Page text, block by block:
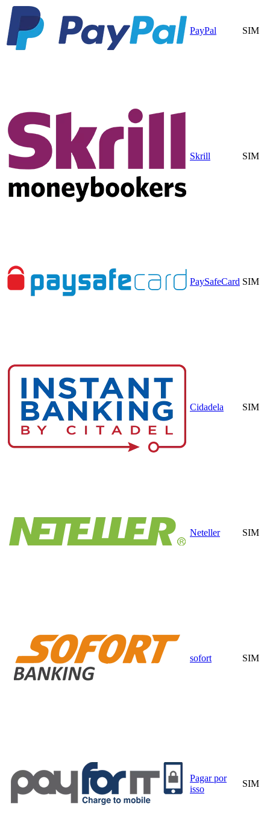
PayPal SIM
Skrill SIM
PaySafeCard SIM
Cidadela SIM
Neteller SIM
sofort SIM
Pagar por
isso
SIM